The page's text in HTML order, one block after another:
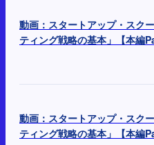
動画：スタートアップ・スク
ティング戦略の基本」【本編
動画：スタートアップ・スク
ティング戦略の基本」【本編